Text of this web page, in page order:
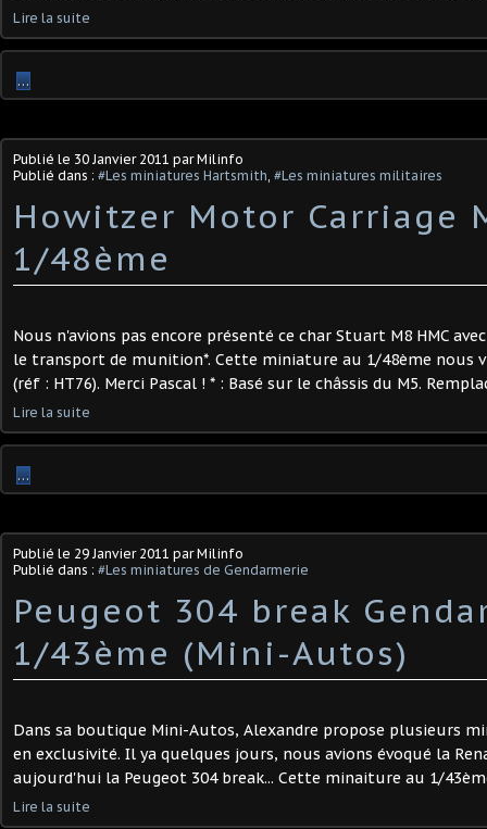
Lire la suite
…
Publié le 30 Janvier 2011 par Milinfo
Publié dans : #Les miniatures Hartsmith, #Les miniatures militaires
Howitzer Motor Carriage
1/48ème
Nous n'avions pas encore présenté ce char Stuart M8 HMC
le transport de munition*. Cette miniature au 1/48ème nous
(réf : HT76). Merci Pascal ! * : Basé sur le châssis du M5.
Lire la suite
…
Publié le 29 Janvier 2011 par Milinfo
Publié dans : #Les miniatures de Gendarmerie
Peugeot 304 break
1/43ème (Mini-Autos)
Dans sa boutique Mini-Autos, Alexandre propose plusieurs
en exclusivité. Il ya quelques jours, nous avions évoqué la
aujourd'hui la Peugeot 304 break... Cette minaiture au 1/
Lire la suite